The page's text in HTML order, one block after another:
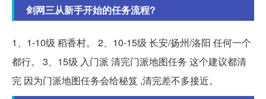
剑网三从新手开始的任务流程?
1、1-10级 稻香村。 2、10-15级 长安/扬州/洛阳 任何一个
都行。 3、15级 入门派 清完门派地图任务 这个建议都清
完 因为门派地图任务会给秘笈 ,清完差不多接近。